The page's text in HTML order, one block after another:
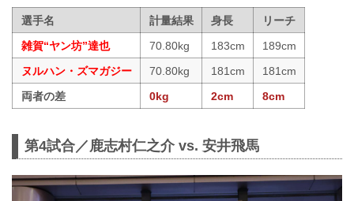
選手名 計量結果 身長
リーチ
雑賀“ヤン坊”達也
70.80kg 183cm
189cm
ヌルハン・ズマガジー
70.80kg 181cm
181cm
両者の差
0kg 2cm 8cm
第4試合／鹿志村仁之介 vs. 安井飛馬